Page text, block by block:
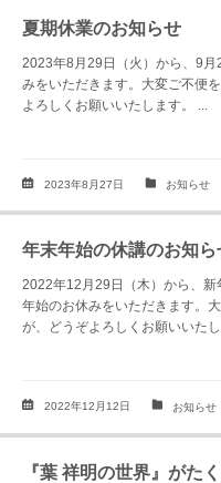
夏期休業のお知らせ
2023年8月29日（火）から、9月
みをいただきます。大変ご不便
よろしくお願いいたします。 ...
2023年8月27日 お知らせ
年末年始の休講のお知ら
2022年12月29日（木）から、
年始のお休みをいただきます。
が、どうぞよろしくお願いいた
2022年12月12日 お知らせ
『葉 祥明の世界』がた